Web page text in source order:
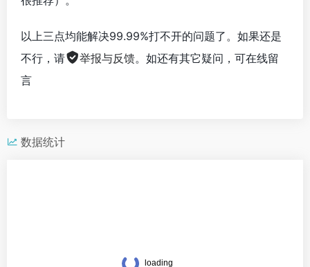
以上三点均能解决99.99%打不开的问题了。如果还是
不行，请
举报与反馈。如还有其它疑问，可在线留
言
数据统计